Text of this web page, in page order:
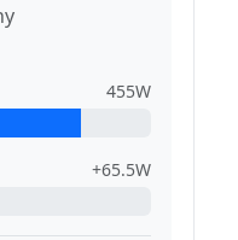
455W
+65.5W